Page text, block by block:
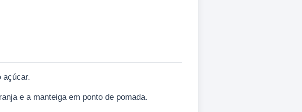
açúcar.
e a manteiga em ponto de pomada.